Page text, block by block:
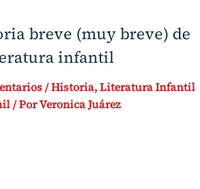
breve (muy breve) de
infantil
/Historia,Literatura Infantil
/ PorVeronica Juárez